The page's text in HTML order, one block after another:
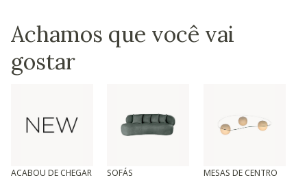
Achamos que você vai
gostar
ACABOU DE CHEGAR SOFÁS MESAS DE CENTRO